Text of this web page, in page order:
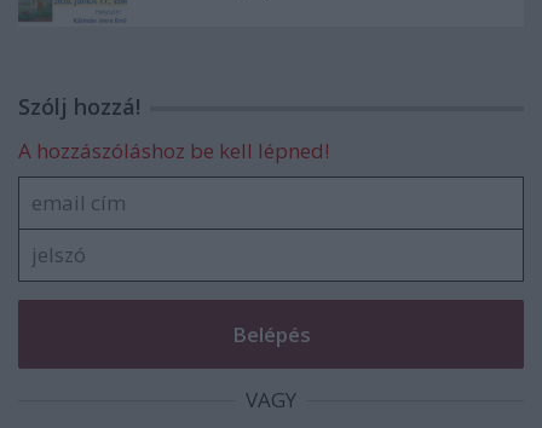
Szólj hozzá!
A hozzászóláshoz be kell lépned!
VAGY